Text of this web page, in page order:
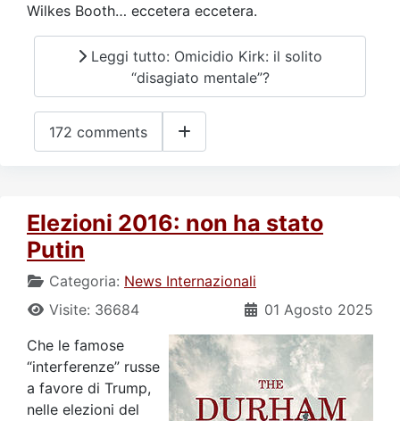
Wilkes Booth… eccetera eccetera.
Leggi tutto: Omicidio Kirk: il solito
“disagiato mentale”?
172 comments
Elezioni 2016: non ha stato
Putin
Categoria: News Internazionali
01 Agosto 2025
Visite: 36684
Che le famose
“interferenze” russe
a favore di Trump,
nelle elezioni del